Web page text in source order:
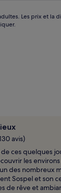
Les prix et
avis)
ces quelques
les
des nombreux
Sospel et son
de rêve et